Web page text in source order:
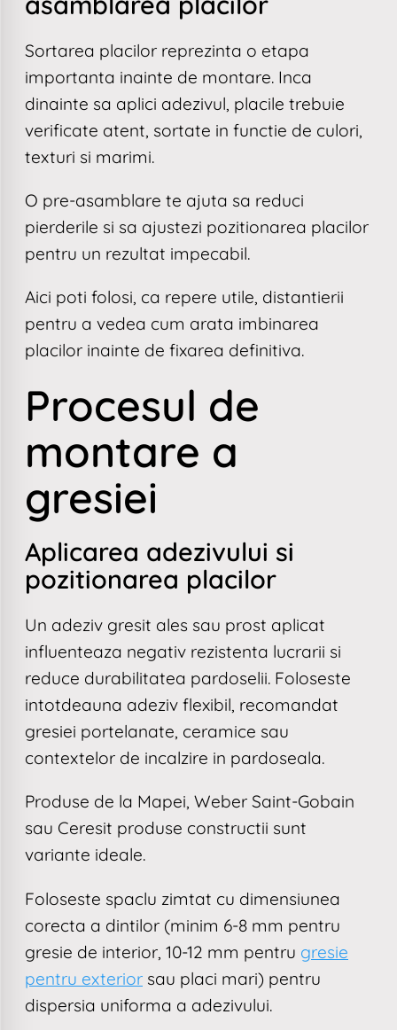
Sortarea placilor reprezinta o etapa
importanta inainte de montare. Inca
dinainte sa aplici adezivul, placile trebuie
verificate atent, sortate in functie de culori,
texturi si marimi.
O pre-asamblare te ajuta sa reduci
pierderile si sa ajustezi pozitionarea placilor
pentru un rezultat impecabil.
Aici poti folosi, ca repere utile, distantierii
pentru a vedea cum arata imbinarea
placilor inainte de fixarea definitiva.
Procesul de
montare a
gresiei
Aplicarea adezivului si
pozitionarea placilor
Un adeziv gresit ales sau prost aplicat
influenteaza negativ rezistenta lucrarii si
reduce durabilitatea pardoselii. Foloseste
intotdeauna adeziv flexibil, recomandat
gresiei portelanate, ceramice sau
contextelor de incalzire in pardoseala.
Produse de la Mapei, Weber Saint-Gobain
sau Ceresit produse constructii sunt
variante ideale.
Foloseste spaclu zimtat cu dimensiunea
corecta a dintilor (minim 6-8 mm pentru
gresie de interior, 10-12 mm pentru gresie
pentru exterior sau placi mari) pentru
dispersia uniforma a adezivului.